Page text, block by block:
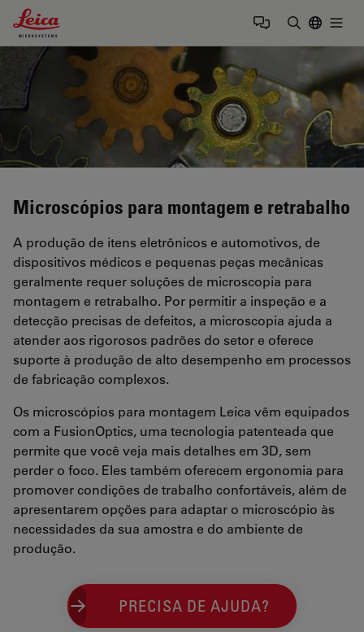
Leica Microsystems Logo
Microscópios para montagem e retrabalho
A produção de itens eletrônicos e automotivos, de
dispositivos médicos e pequenas peças mecânicas
geralmente requer soluções de microscopia para
montagem e retrabalho. Por permitir a inspeção e a
detecção precisas de defeitos, a microscopia ajuda a
atender aos rigorosos padrões do setor e oferece
suporte à produção de alto desempenho em processos
de fabricação complexos.
Os microscópios para montagem Leica vêm equipados
com a FusionOptics, uma tecnologia patenteada que
permite que você veja mais detalhes em 3D, sem
perder o foco. Eles também oferecem ergonomia para
promover condições de trabalho confortáveis, além de
apresentarem opções para adaptar o microscópio às
necessidades da sua amostra e do ambiente de
produção.
PRECISA DE AJUDA?